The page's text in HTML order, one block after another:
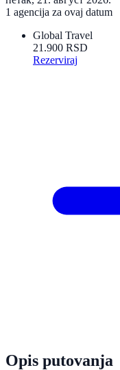
1 agencija za ovaj datum
Global Travel
21.900 RSD
Rezerviraj
Opis putovanja